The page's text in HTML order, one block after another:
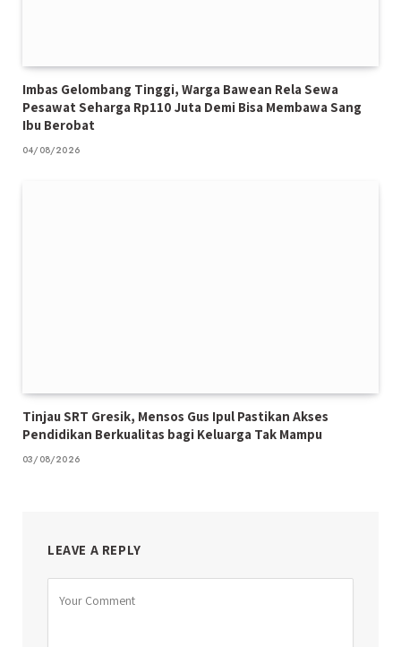
Imbas Gelombang Tinggi, Warga Bawean Rela Sewa
Pesawat Seharga Rp110 Juta Demi Bisa Membawa Sang
Ibu Berobat
04/08/2026
Tinjau SRT Gresik, Mensos Gus Ipul Pastikan Akses
Pendidikan Berkualitas bagi Keluarga Tak Mampu
03/08/2026
LEAVE A REPLY